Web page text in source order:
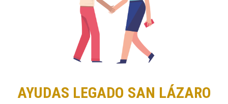
AYUDAS LEGADO SAN LÁZARO